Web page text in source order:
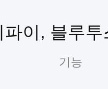
파이, 블루
기능